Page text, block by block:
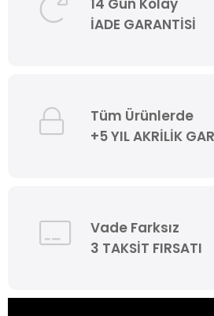
İADE GARANTİSİ
Tüm Ürünlerde
+5 YIL AKRİLİK
Vade Farksız
3 TAKSİT FIRSATI